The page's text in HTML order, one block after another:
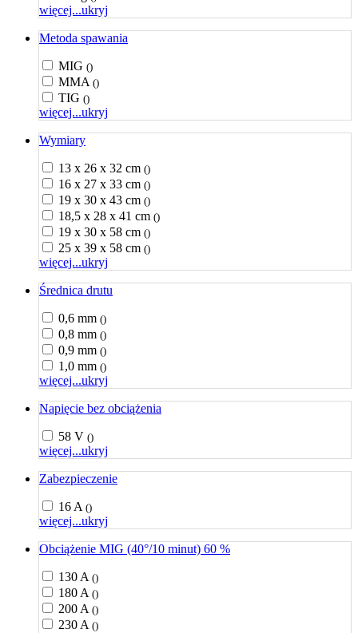
więcej...ukryj
Metoda spawania
MIG ()
MMA ()
TIG ()
więcej...ukryj
Wymiary
13 x 26 x 32 cm ()
16 x 27 x 33 cm ()
19 x 30 x 43 cm ()
18,5 x 28 x 41 cm ()
19 x 30 x 58 cm ()
25 x 39 x 58 cm ()
więcej...ukryj
Średnica drutu
0,6 mm ()
0,8 mm ()
0,9 mm ()
1,0 mm ()
więcej...ukryj
Napięcie bez obciążenia
58 V ()
więcej...ukryj
Zabezpieczenie
16 A ()
więcej...ukryj
Obciążenie MIG (40°/10 minut) 60 %
130 A ()
180 A ()
200 A ()
230 A ()